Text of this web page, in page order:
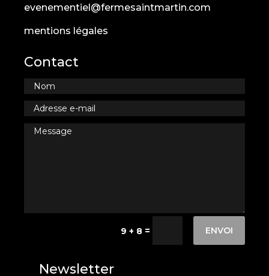
evenementiel@fermesaintmartin.com
mentions légales
Contact
9 + 8 = ENVOI
Newsletter